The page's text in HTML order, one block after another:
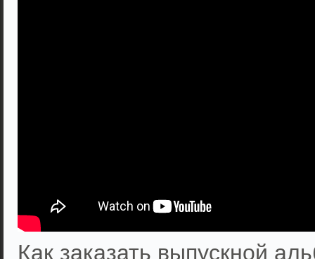
Как заказать выпускной